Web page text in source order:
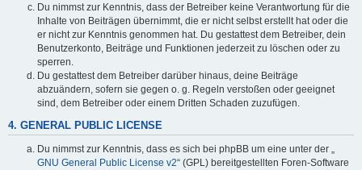
Du nimmst zur Kenntnis, dass der Betreiber keine Verantwortung für die
Inhalte von Beiträgen übernimmt, die er nicht selbst erstellt hat oder die
er nicht zur Kenntnis genommen hat. Du gestattest dem Betreiber, dein
Benutzerkonto, Beiträge und Funktionen jederzeit zu löschen oder zu
sperren.
Du gestattest dem Betreiber darüber hinaus, deine Beiträge
abzuändern, sofern sie gegen o. g. Regeln verstoßen oder geeignet
sind, dem Betreiber oder einem Dritten Schaden zuzufügen.
4. GENERAL PUBLIC LICENSE
Du nimmst zur Kenntnis, dass es sich bei phpBB um eine unter der „
GNU General Public License v2“ (GPL) bereitgestellten Foren-Software